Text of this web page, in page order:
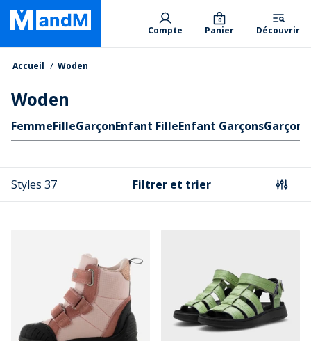
Skip
main
content
Primary departments
Compte Panier
0
Découvrir
Fil d'Ariane
Accueil Woden
Woden
Liens rapides
FemmeFilleGarçonEnfant FilleEnfant GarçonsGarçons
Styles 37 Filtrer et trier